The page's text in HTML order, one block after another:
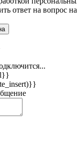
ответ на вопрос